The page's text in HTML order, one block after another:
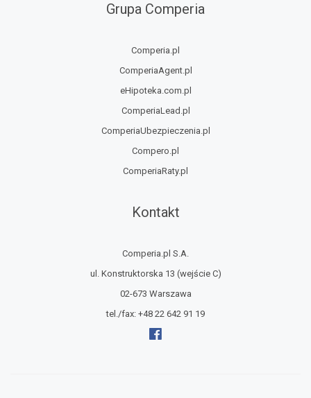
Grupa Comperia
Comperia.pl
ComperiaAgent.pl
eHipoteka.com.pl
ComperiaLead.pl
ComperiaUbezpieczenia.pl
Compero.pl
ComperiaRaty.pl
Kontakt
Comperia.pl S.A.
ul. Konstruktorska 13 (wejście C)
02-673 Warszawa
tel./fax: +48 22 642 91 19